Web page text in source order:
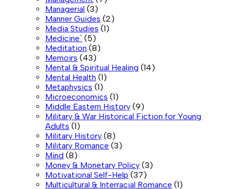
Managerial (3)
Manner Guides (2)
Media Studies (1)
Medicine` (5)
Meditation (8)
Memoirs (43)
Mental & Spiritual Healing (14)
Mental Health (1)
Metaphysics (1)
Microeconomics (1)
Middle Eastern History (9)
Military & War Historical Fiction for Young
Adults (1)
Military History (8)
Military Romance (3)
Mind (8)
Money & Monetary Policy (3)
Motivational Self-Help (37)
Multicultural & Interracial Romance (1)